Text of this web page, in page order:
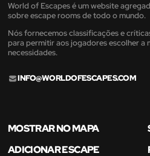
World of Escapes é um website
sobre escape rooms de todo o mundo.
Nós fornecemos classificações e
para permitir aos jogadores escolher a
necessidades.
INFO@WORLDOFESCAPES.COM
MOSTRAR NO MAPA
ADICIONAR ESCAPE